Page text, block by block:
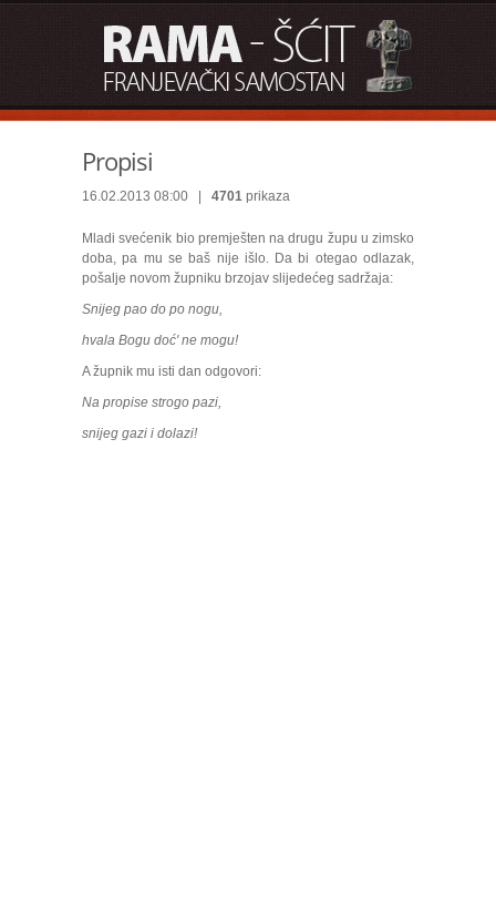
Propisi
16.02.2013 08:00 | 4701 prikaza
Mladi svećenik bio premješten na drugu župu u zimsko
doba, pa mu se baš nije išlo. Da bi otegao odlazak,
pošalje novom župniku brzojav slijedećeg sadržaja:
Snijeg pao do po nogu,
hvala Bogu doć' ne mogu!
A župnik mu isti dan odgovori:
Na propise strogo pazi,
snijeg gazi i dolazi!